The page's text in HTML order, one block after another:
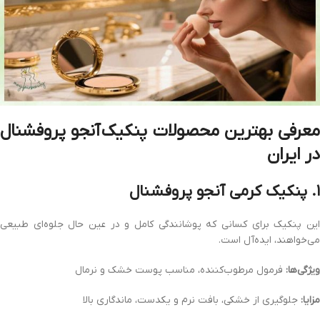
معرفیبهترینمحصولات پنکیکآنجو پروفشنال
در ایران
۱. پنکیک کرمی آنجو پروفشنال
این پنکیک برای کسانی که پوشانندگی کامل و در عین حال جلوه‌ای طبیعی
می‌خواهند، ایده‌آل است.
ویژگی‌ها: فرمول مرطوب‌کننده، مناسب پوست خشک و نرمال
مزایا: جلوگیری از خشکی، بافت نرم و یکدست، ماندگاری بالا